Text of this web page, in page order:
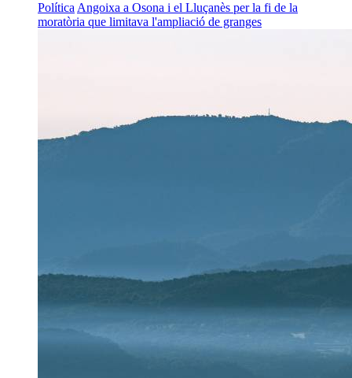
Política Angoixa a Osona i el Lluçanès per la fi de la
moratòria que limitava l'ampliació de granges